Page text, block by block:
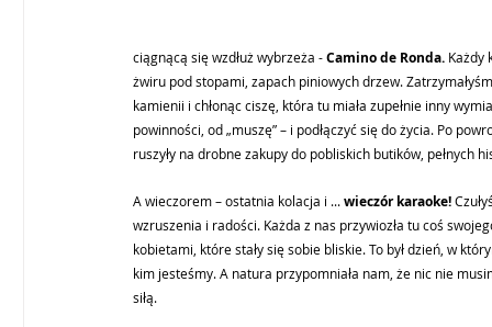
ciągnącą się wzdłuż wybrzeża - Camino de Ronda. Każdy
żwiru pod stopami, zapach piniowych drzew.
kamienii i chłonąc ciszę, która tu miała zupełnie inny
powinności, od „muszę” – i podłączyć się do życia. Po
ruszyły na drobne zakupy do pobliskich butików, pełnych
A wieczorem – ostatnia kolacja i ... wieczór karaoke!
wzruszenia i radości. Każda z nas przywiozła tu coś
kobietami, które stały się sobie bliskie. To był dzień, w
kim jesteśmy. A natura przypomniała nam, że nic nie
siłą.